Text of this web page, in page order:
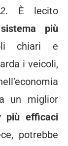
. È lecito
più
chiari e
i veicoli,
un miglior
più efficaci
potrebbe